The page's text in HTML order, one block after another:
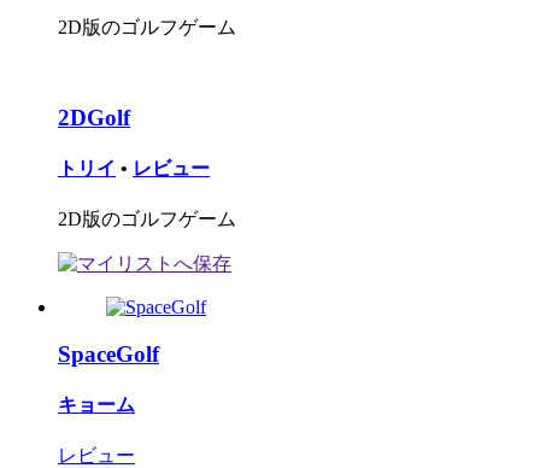
2D版のゴルフゲーム
2DGolf
トリイ • レビュー
2D版のゴルフゲーム
SpaceGolf
キョーム
レビュー